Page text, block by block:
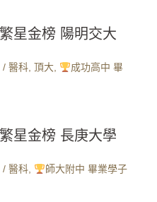
星金榜 陽明交大
/ 醫科, 頂大,
成功高中 畢
星金榜 長庚大學
/ 醫科,
師大附中 畢業學子